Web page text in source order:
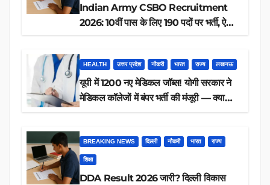
Indian Army CSBO Recruitment
2026: 10वीं पास के लिए 190 पदों पर भर्ती, ऐसे
HEALTH उत्तर प्रदेश नौकरी भारत राज्य लखनऊ
यूपी में 1200 नए मेडिकल जॉब्स! योगी सरकार ने
मेडिकल कॉलेजों में बंपर भर्ती की मंजूरी — क्या
BREAKING NEWS दिल्ली नौकरी भारत राज्य
शिक्षा
DDA Result 2026 जारी? दिल्ली विकास